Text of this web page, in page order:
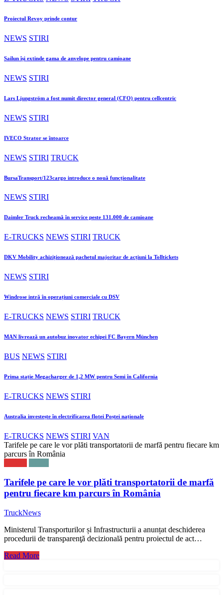
Proiectul Revoy prinde contur
NEWS STIRI
Sailun își extinde gama de anvelope pentru camioane
NEWS STIRI
Lars Ljungström a fost numit director general (CFO) pentru cellcentric
NEWS STIRI
IVECO Strator se întoarce
NEWS STIRI TRUCK
BursaTransport/123cargo introduce o nouă funcționalitate
NEWS STIRI
Daimler Truck recheamă în service peste 131.000 de camioane
E-TRUCKS NEWS STIRI TRUCK
DKV Mobility achiziționează pachetul majoritar de acțiuni la Tolltickets
NEWS STIRI
Windrose intră în operațiuni comerciale cu DSV
E-TRUCKS NEWS STIRI TRUCK
MAN livrează un autobuz inovator echipei FC Bayern München
BUS NEWS STIRI
Prima stație Megacharger de 1,2 MW pentru Semi în California
E-TRUCKS NEWS STIRI
Australia investește în electrificarea flotei Poștei naționale
E-TRUCKS NEWS STIRI VAN
Tarifele pe care le vor plăti transportatorii de marfă pentru fiecare km
parcurs în România
Tarifele pe care le vor plăti transportatorii de marfă
pentru fiecare km parcurs în România
TruckNews
Ministerul Transporturilor și Infrastructurii a anunțat deschiderea
procedurii de transparenţă decizională pentru proiectul de act…
Read More